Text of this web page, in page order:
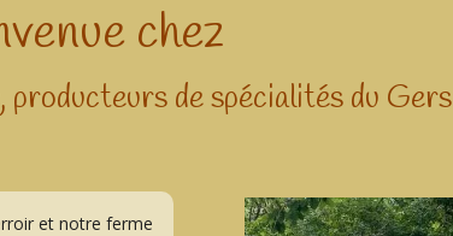
chez
de spécialités du Gers
et notre ferme